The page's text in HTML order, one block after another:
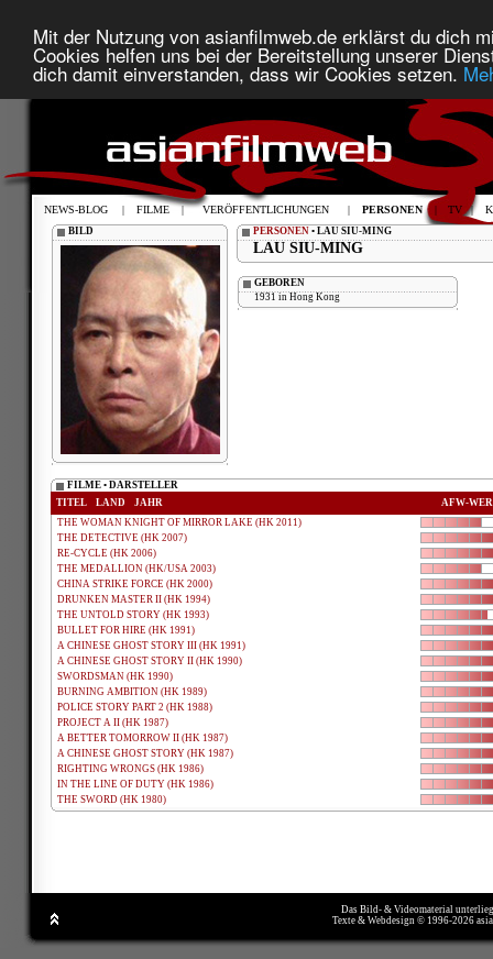
Mit der Nutzung von asianfilmweb.de erklärst du dich
Cookies helfen uns bei der Bereitstellung unserer
dich damit einverstanden, dass wir Cookies setzen.
NEWS-BLOG | FILME | VERÖFFENTLICHUNGEN | PERSONEN | TV |
BILD PERSONEN • LAU SIU-MING
LAU SIU-MING
GEBOREN
1931 in Hong Kong
FILME • DARSTELLER
TITEL
LAND JAHR
AFW-
THE WOMAN KNIGHT OF MIRROR LAKE (HK 2011)
THE DETECTIVE (HK 2007)
RE-CYCLE (HK 2006)
THE MEDALLION (HK/USA 2003)
CHINA STRIKE FORCE (HK 2000)
DRUNKEN MASTER II (HK 1994)
THE UNTOLD STORY (HK 1993)
BULLET FOR HIRE (HK 1991)
A CHINESE GHOST STORY III (HK 1991)
A CHINESE GHOST STORY II (HK 1990)
SWORDSMAN (HK 1990)
BURNING AMBITION (HK 1989)
POLICE STORY PART 2 (HK 1988)
PROJECT A II (HK 1987)
A BETTER TOMORROW II (HK 1987)
A CHINESE GHOST STORY (HK 1987)
RIGHTING WRONGS (HK 1986)
IN THE LINE OF DUTY (HK 1986)
THE SWORD (HK 1980)
Das Bild- & Videomaterial
Texte & Webdesign © 1996-2026